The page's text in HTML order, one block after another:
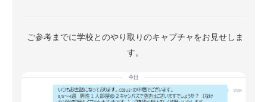
ご参考までに学校とのやり取りのキャプチャをお見せしま
す。